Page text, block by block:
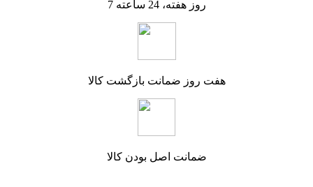
7 روز هفته، 24 ساعته
هفت روز ضمانت بازگشت کالا
ضمانت اصل بودن کالا